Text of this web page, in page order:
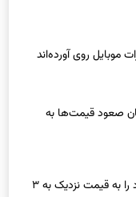
موبایل روی آورده‌اند
صعود قیمت‌ها به
BYD گران‌ترین خودروی برقی خود را به قیمت نزدیک به ۳